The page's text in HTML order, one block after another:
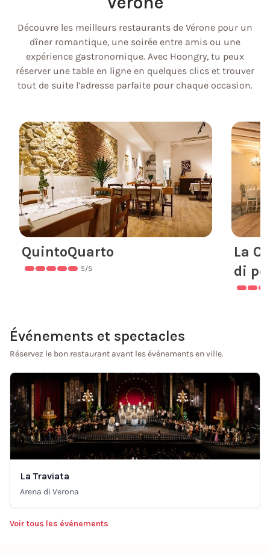
Découvre les meilleurs restaurants de Vérone pour un
dîner romantique, une soirée entre amis ou une
expérience gastronomique. Avec Hoongry, tu peux
réserver une table en ligne en quelques clics et trouver
tout de suite l’adresse parfaite pour chaque occasion.
QuintoQuarto
5/5
La
di
Événements et spectacles
Réservez le bon restaurant avant les événements en ville.
La Traviata
Arena di Verona
Voir tous les événements